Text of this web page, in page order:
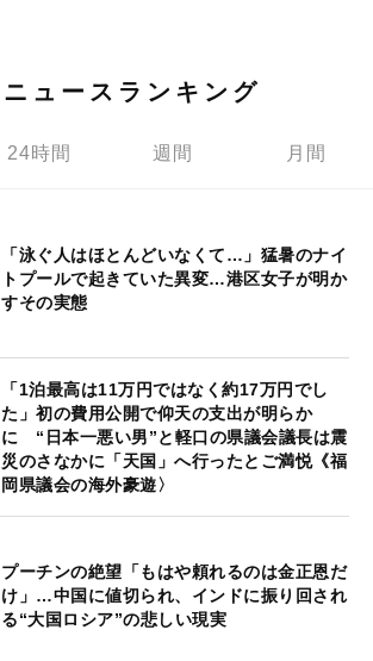
ニュースランキング
24時間 週間 月間
「泳ぐ人はほとんどいなくて…」猛暑のナイ
トプールで起きていた異変…港区女子が明か
すその実態
「1泊最高は11万円ではなく約17万円でし
た」初の費用公開で仰天の支出が明らか
に “日本一悪い男”と軽口の県議会議長は震
災のさなかに「天国」へ行ったとご満悦《福
岡県議会の海外豪遊〉
プーチンの絶望「もはや頼れるのは金正恩だ
け」…中国に値切られ、インドに振り回され
る“大国ロシア”の悲しい現実